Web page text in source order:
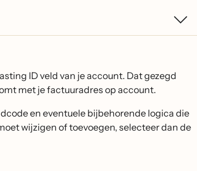
ID veld van je account. Dat gezegd
met je factuuradres op account.
en eventuele bijbehorende logica die
wijzigen of toevoegen, selecteer dan de